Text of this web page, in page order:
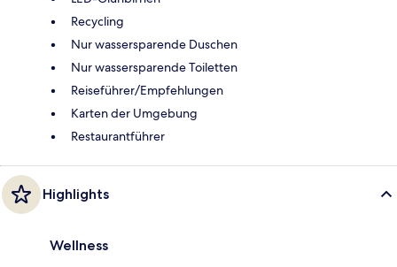
Recycling
Nur wassersparende Duschen
Nur wassersparende Toiletten
Reiseführer/Empfehlungen
Karten der Umgebung
Restaurantführer
Highlights
Wellness